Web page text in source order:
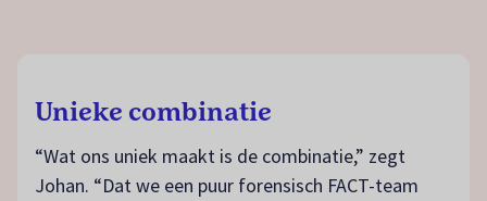
Unieke combinatie
“Wat ons uniek maakt is de combinatie,” zegt
Johan. “Dat we een puur forensisch FACT-team